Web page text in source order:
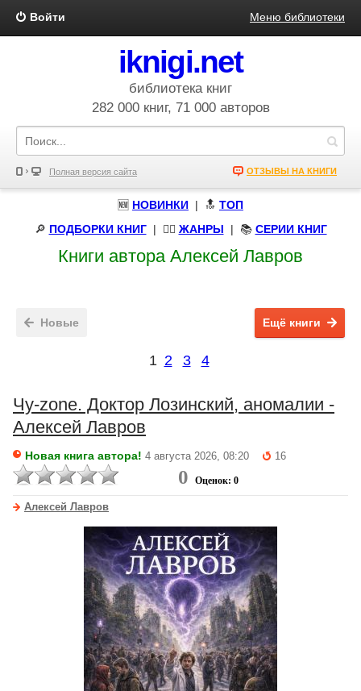
Войти Меню библиотеки
iknigi.net
библиотека книг
282 000 книг, 71 000 авторов
Полная версия сайта ОТЗЫВЫ НА КНИГИ
🆕 НОВИНКИ | 🔝 ТОП
🔎 ПОДБОРКИ КНИГ| 🧝‍♀️ ЖАНРЫ | 📚 СЕРИИ КНИГ
Книги автора Алексей Лавров
Новые Ещё книги
1 2 3 4
Чу-zone. Доктор Лозинский, аномалии -
Алексей Лавров
Новая книга автора! 4 августа 2026, 08:20 16
0 Оценок: 0
Алексей Лавров